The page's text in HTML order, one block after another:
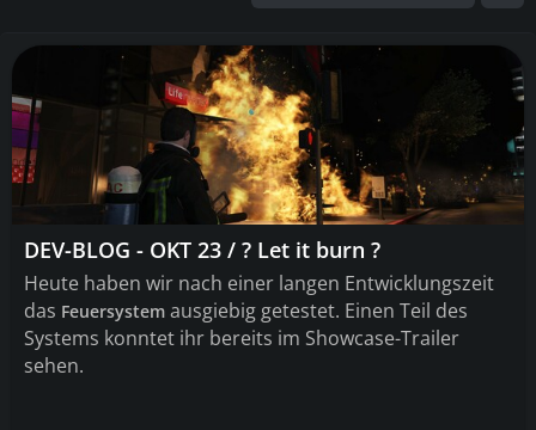
DEV-BLOG - OKT 23 / ? Let it burn ?
Heute haben wir nach einer langen Entwicklungszeit
das Feuersystem ausgiebig getestet. Einen Teil des
Systems konntet ihr bereits im Showcase-Trailer
sehen.